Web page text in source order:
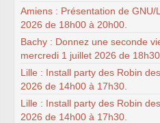
Amiens : Présentation de
2026 de 18h00 à 20h00.
Bachy : Donnez une seconde
mercredi 1 juillet 2026 de
Lille : Install party des Robin
2026 de 14h00 à 17h30.
Lille : Install party des Robin
2026 de 14h00 à 17h30.